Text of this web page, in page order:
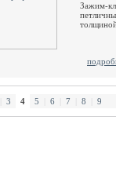
Зажим-
3 4 5 6 7 8 9